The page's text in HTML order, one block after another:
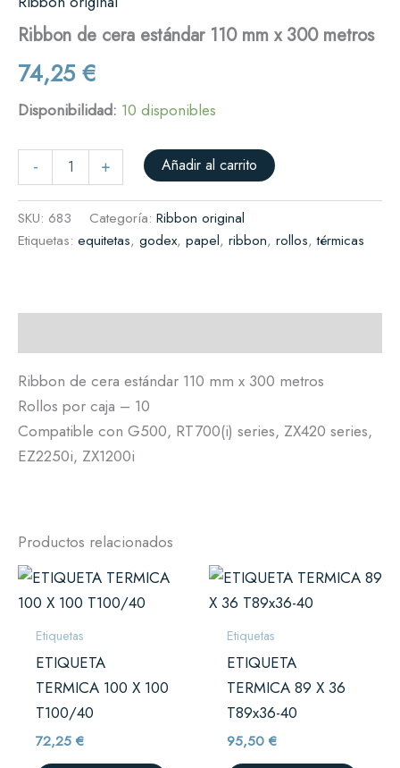
Ribbon de cera estándar 110 mm x 300 metros
74,25 €
Disponibilidad: 10 disponibles
- + Añadir al carrito
SKU: 683 Categoría: Ribbon original
Etiquetas: equitetas, godex, papel, ribbon, rollos,térmicas
Ribbon de cera estándar 110 mm x 300 metros
Rollos por caja – 10
Compatible con G500, RT700(i) series, ZX420 series,
EZ2250i, ZX1200i
Productos relacionados
Etiquetas
ETIQUETA
TERMICA 100 X 100
T100/40
72,25€
Etiquetas
ETIQUETA
TERMICA 89 X 36
T89x36-40
95,50€